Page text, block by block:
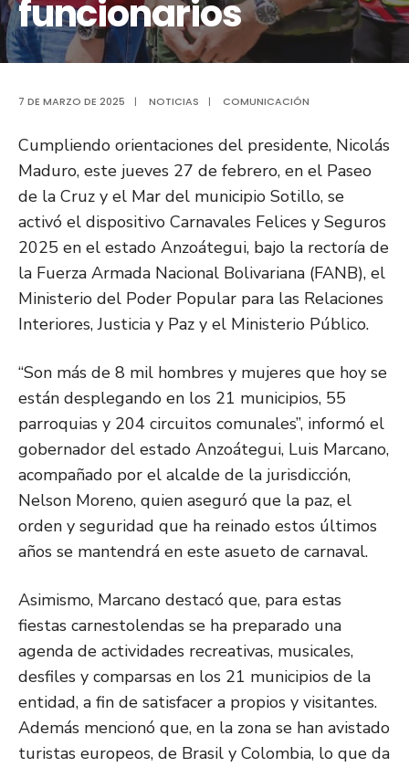
funcionarios
7 DE MARZO DE 2025 | NOTICIAS | COMUNICACIÓN
Cumpliendo orientaciones del presidente, Nicolás
Maduro, este jueves 27 de febrero, en el Paseo
de la Cruz y el Mar del municipio Sotillo, se
activó el dispositivo Carnavales Felices y Seguros
2025 en el estado Anzoátegui, bajo la rectoría de
la Fuerza Armada Nacional Bolivariana (FANB), el
Ministerio del Poder Popular para las Relaciones
Interiores, Justicia y Paz y el Ministerio Público.
“Son más de 8 mil hombres y mujeres que hoy se
están desplegando en los 21 municipios, 55
parroquias y 204 circuitos comunales”, informó el
gobernador del estado Anzoátegui, Luis Marcano,
acompañado por el alcalde de la jurisdicción,
Nelson Moreno, quien aseguró que la paz, el
orden y seguridad que ha reinado estos últimos
años se mantendrá en este asueto de carnaval.
Asimismo, Marcano destacó que, para estas
fiestas carnestolendas se ha preparado una
agenda de actividades recreativas, musicales,
desfiles y comparsas en los 21 municipios de la
entidad, a fin de satisfacer a propios y visitantes.
Además mencionó que, en la zona se han avistado
turistas europeos, de Brasil y Colombia, lo que da